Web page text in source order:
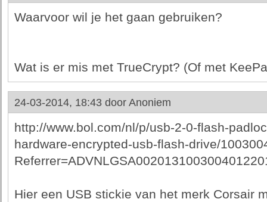
Waarvoor wil je het gaan gebruiken?
Wat is er mis met TrueCrypt? (Of met
24-03-2014, 18:43 door Anoniem
http://www.bol.com/nl/p/usb-2-0-flash-
hardware-encrypted-usb-flash-drive/
Hier een USB stickie van het merk Corsair